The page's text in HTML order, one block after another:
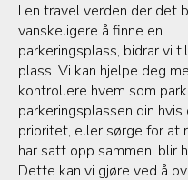
I en travel verden der det
vanskeligere å finne en
parkeringsplass, bidrar vi
plass. Vi kan hjelpe deg
kontrollere hvem som
parkeringsplassen din
prioritet, eller sørge for at
har satt opp sammen, blir
Dette kan vi gjøre ved å